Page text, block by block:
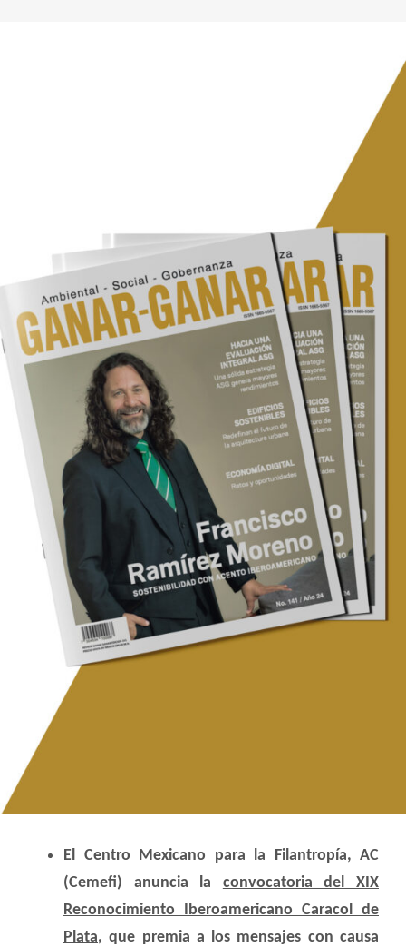
El Centro Mexicano para la Filantropía, AC
(Cemefi) anuncia la convocatoria del XIX
Reconocimiento Iberoamericano Caracol de
Plata, que premia a los mensajes con causa